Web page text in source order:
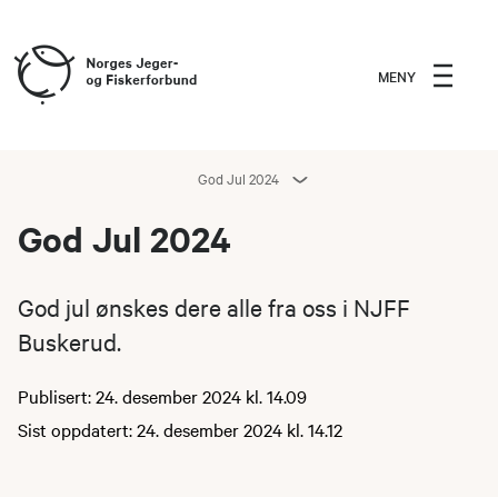
MENY
God Jul 2024
God Jul 2024
God jul ønskes dere alle fra oss i NJFF
Buskerud.
Publisert: 24. desember 2024 kl. 14.09
Sist oppdatert: 24. desember 2024 kl. 14.12